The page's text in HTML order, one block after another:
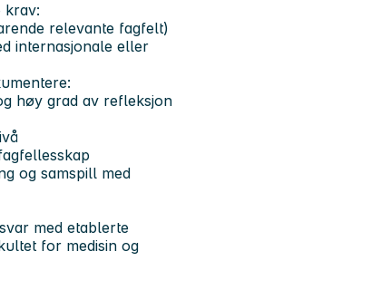
krav:
relevante fagfelt)
internasjonale eller
høy grad av refleksjon
og samspill med
med etablerte
for medisin og